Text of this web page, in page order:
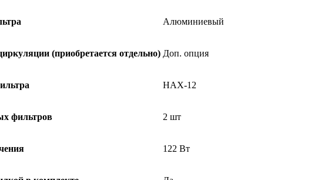
Алюминиевый
(приобретается отдельно) Доп. опция
HAX-12
фильтров 2 шт
122 Вт